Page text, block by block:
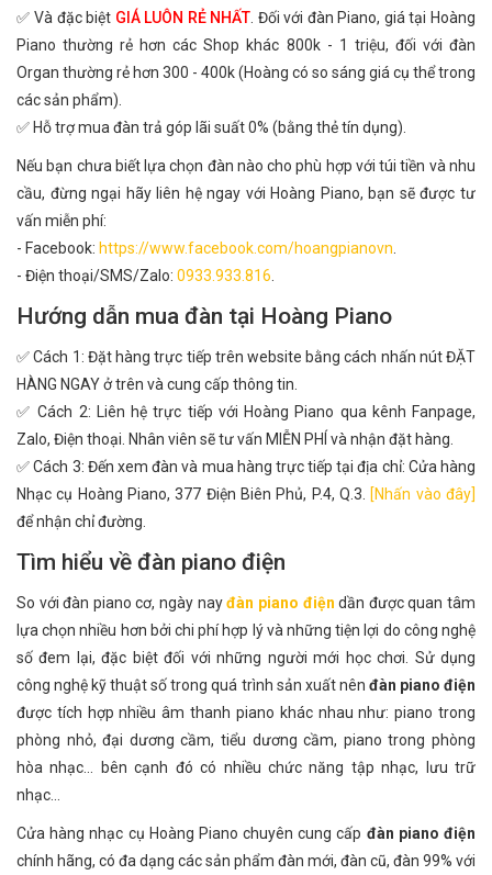
✅ Và đặc biệt GIÁ LUÔN RẺ NHẤT . Đối với đàn Piano, giá tại Hoàng
Piano thường rẻ hơn các Shop khác 800k - 1 triệu, đối với đàn
Organ thường rẻ hơn 300 - 400k (Hoàng có so sáng giá cụ thể trong
các sản phẩm).
✅ Hỗ trợ mua đàn trả góp lãi suất 0% (bằng thẻ tín dụng).
Nếu bạn chưa biết lựa chọn đàn nào cho phù hợp với túi tiền và nhu
cầu, đừng ngại hãy liên hệ ngay với Hoàng Piano, bạn sẽ được tư
vấn miễn phí:
- Facebook: https://www.facebook.com/hoangpianovn
- Điện thoại/SMS/Zalo: 0933.933.816
Hướng dẫn mua đàn tại Hoàng Piano
✅ Cách 1: Đặt hàng trực tiếp trên website bằng cách nhấn nút ĐẶT
HÀNG NGAY ở trên và cung cấp thông tin.
✅ Cách 2: Liên hệ trực tiếp với Hoàng Piano qua kênh Fanpage,
Zalo, Điện thoại. Nhân viên sẽ tư vấn MIỄN PHÍ và nhận đặt hàng.
✅ Cách 3: Đến xem đàn và mua hàng trực tiếp tại địa chỉ: Cửa hàng
Nhạc cụ Hoàng Piano, 377 Điện Biên Phủ, P.4, Q.3.
[Nhấn vào đây]
để nhận chỉ đường.
Tìm hiểu về đàn piano điện
So với đàn piano cơ, ngày nayđàn piano điện dần được quan tâm
lựa chọn nhiều hơn bởi chi phí hợp lý và những tiện lợi do công nghệ
số đem lại, đặc biệt đối với những người mới học chơi. Sử dụng
công nghệ kỹ thuật số trong quá trình sản xuất nên đàn piano điện
được tích hợp nhiều âm thanh piano khác nhau như: piano trong
phòng nhỏ, đại dương cầm, tiểu dương cầm, piano trong phòng
hòa nhạc... bên cạnh đó có nhiều chức năng tập nhạc, lưu trữ
nhạc...
Cửa hàng nhạc cụ Hoàng Piano chuyên cung cấp đàn piano điện
chính hãng, có đa dạng các sản phẩm đàn mới, đàn cũ, đàn 99% với